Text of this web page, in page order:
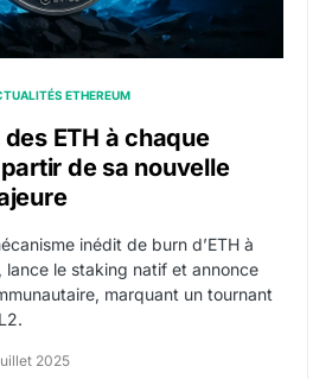
ETHEREUM
ETH à chaque
de sa nouvelle
inédit de burn d’ETH à
lance le staking natif et annonce
marquant un tournant
2025